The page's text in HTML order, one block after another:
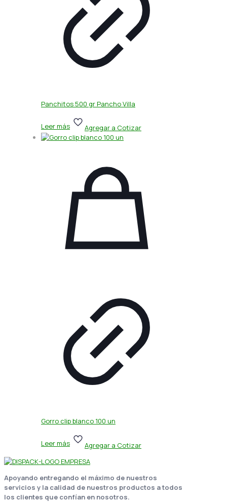
Panchitos 500 gr Pancho Villa
Leer más Agregar a Cotizar
Gorro clip blanco 100 un
Leer más Agregar a Cotizar
Apoyando entregando el máximo de nuestros
servicios y la calidad de nuestros productos a todos
los clientes que confían en nosotros.